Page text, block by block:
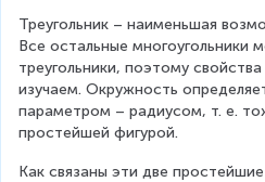
Треугольник – наименьшая
Все остальные многоугольники
треугольники, поэтому
изучаем. Окружность
параметром – радиусом, т. е.
простейшей фигурой.
Как связаны эти две